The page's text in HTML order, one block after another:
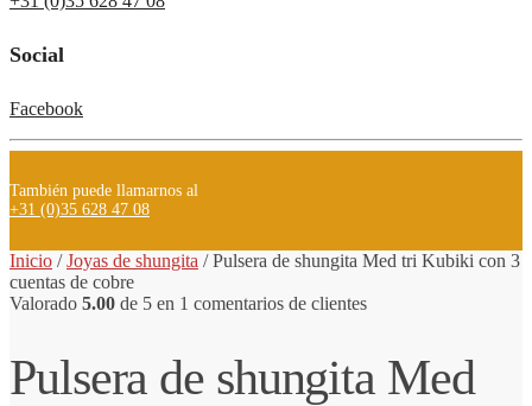
Social
Facebook
También puede llamarnos al
+31 (0)35 628 47 08
Inicio /Joyas de shungita /Pulsera de shungita Med tri Kubiki con 3
cuentas de cobre
Valorado 5.00 de 5 en 1 comentarios de clientes
Pulsera de shungita Med